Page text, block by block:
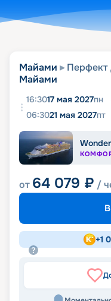
Майами Перфект
Майами
16:3017 мая 2027пн
06:3021 мая 2027пт
от 64 079 ₽ /
+1